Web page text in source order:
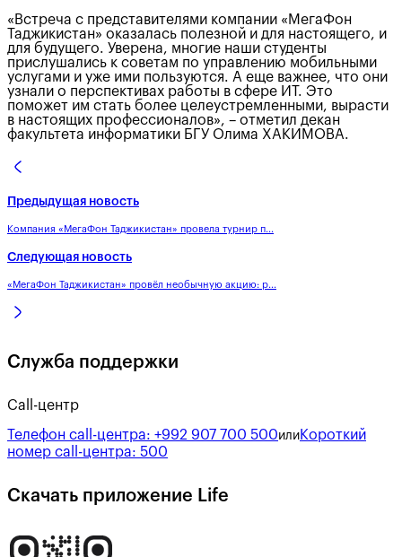
«Встреча с представителями компании «МегаФон
Таджикистан» оказалась полезной и для настоящего, и
для будущего. Уверена, многие наши студенты
прислушались к советам по управлению мобильными
услугами и уже ими пользуются. А еще важнее, что они
узнали о перспективах работы в сфере ИТ. Это
поможет им стать более целеустремленными, вырасти
в настоящих профессионалов», – отметил декан
факультета информатики БГУ Олима ХАКИМОВА.
Предыдущая новость
Компания «МегаФон Таджикистан» провела турнир п...
Следующая новость
«МегаФон Таджикистан» провёл необычную акцию: р...
Служба поддержки
Call-центр
Телефон call-центра: +992 907 700 500или Короткий
номер call-центра: 500
Скачать приложение Life